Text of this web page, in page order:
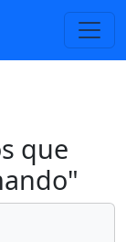
que